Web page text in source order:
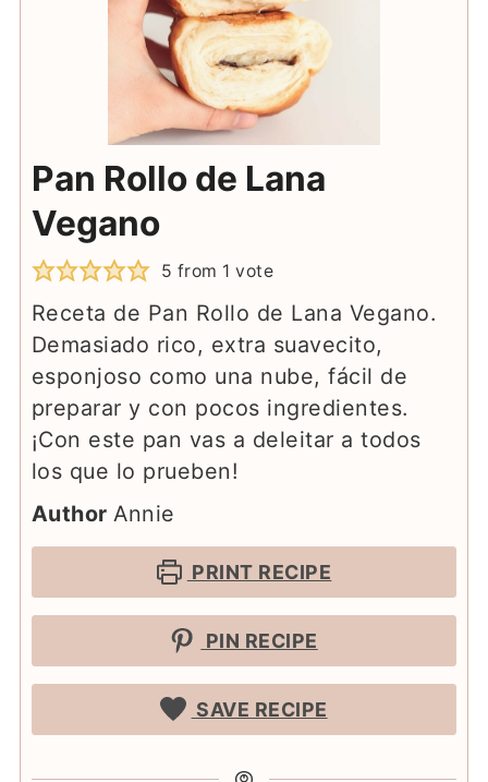
Pan Rollo de Lana
Vegano
5 from 1 vote
Receta de Pan Rollo de Lana Vegano.
Demasiado rico, extra suavecito,
esponjoso como una nube, fácil de
preparar y con pocos ingredientes.
¡Con este pan vas a deleitar a todos
los que lo prueben!
Author Annie
PRINT RECIPE
PIN RECIPE
SAVE RECIPE